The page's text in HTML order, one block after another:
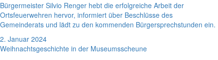
Bürgermeister Silvio Renger hebt die erfolgreiche Arbeit der
Ortsfeuerwehren hervor, informiert über Beschlüsse des
Gemeinderats und lädt zu den kommenden Bürgersprechstunden ein.
2. Januar 2024
Weihnachtsgeschichte in der Museumsscheune